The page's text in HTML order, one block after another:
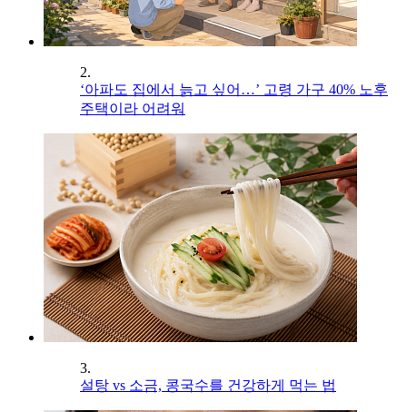
2.
‘아파도 집에서 늙고 싶어…’ 고령 가구 40% 노후
주택이라 어려워
3.
설탕 vs 소금, 콩국수를 건강하게 먹는 법